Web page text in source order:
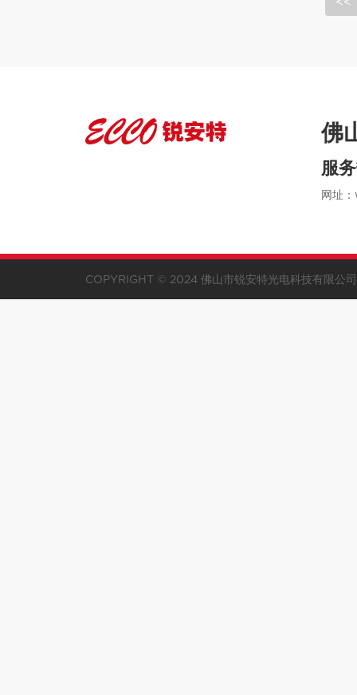
佛
服
网址
COPYRIGHT © 2024 佛山市锐安特光电科技有限公